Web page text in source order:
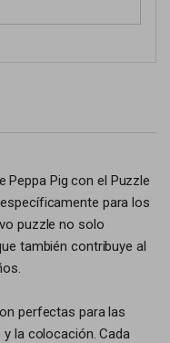
Peppa Pig con el Puzzle
para los
puzzle no solo
también contribuye al
perfectas para las
la colocación. Cada